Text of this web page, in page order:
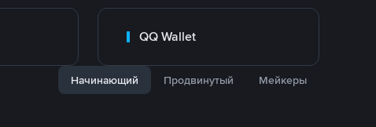
QQ Wallet
Начинающий Продвинутый Мейкеры